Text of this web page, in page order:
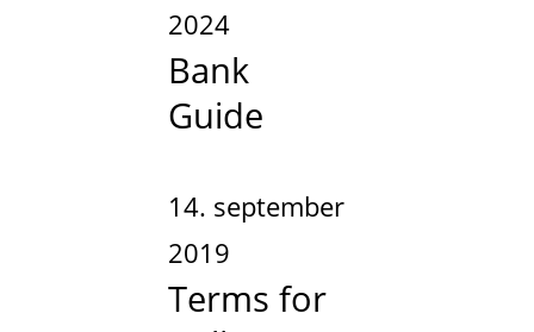
2024
Bank
Guide
14. september
2019
Terms for